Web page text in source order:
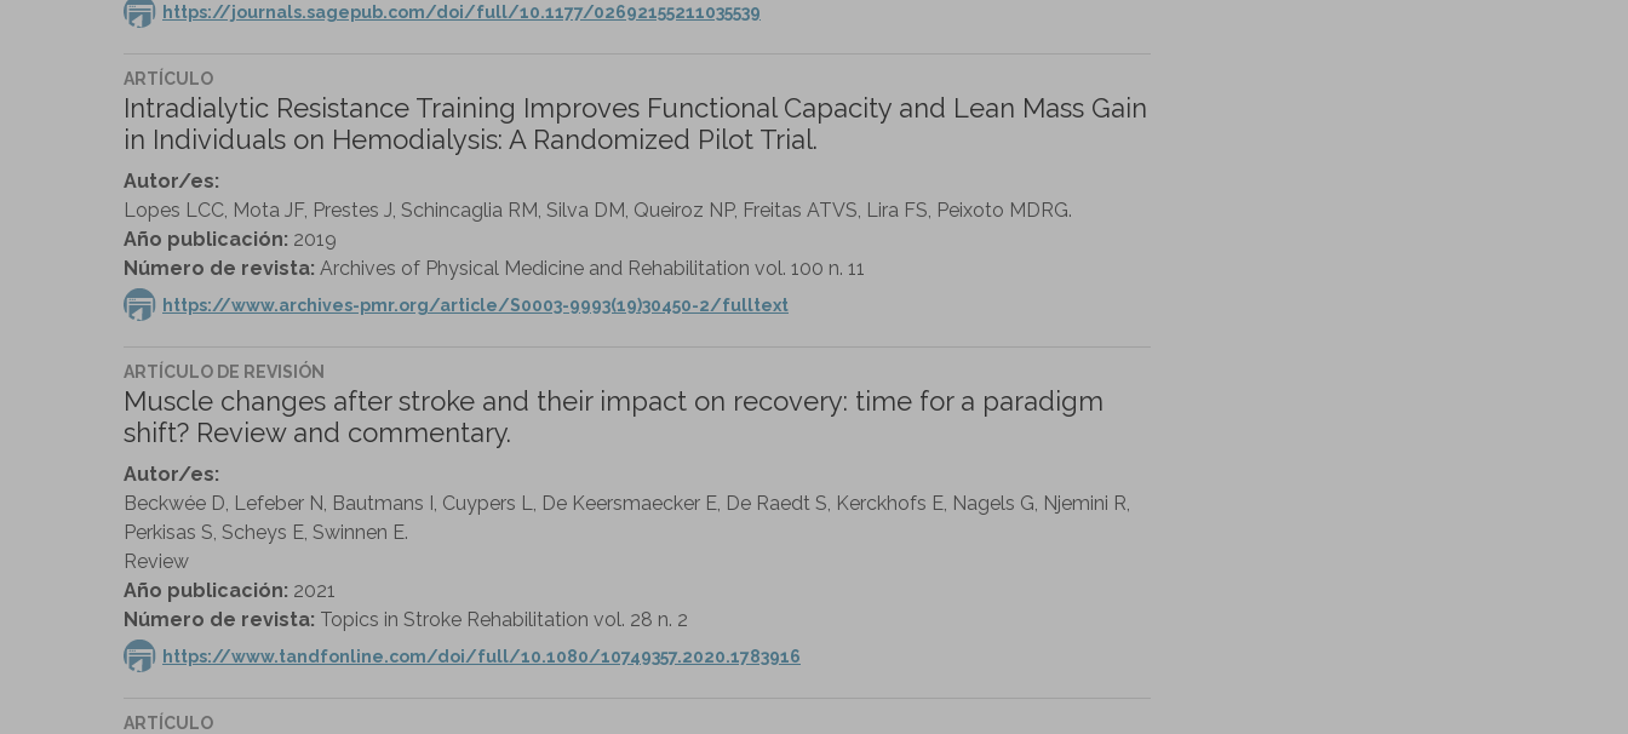
https://journals.sagepub.com/doi/full/10.1177/02692155211035539
ARTÍCULO
Intradialytic Resistance Training Improves Functional Capacity and Lean Mass Gain
in Individuals on Hemodialysis: A Randomized Pilot Trial.
Autor/es:
Lopes LCC, Mota JF, Prestes J, Schincaglia RM, Silva DM, Queiroz NP, Freitas ATVS, Lira FS, Peixoto MDRG.
Año publicación: 2019
Número de revista: Archives of Physical Medicine and Rehabilitation vol. 100 n. 11
https://www.archives-pmr.org/article/S0003-9993(19)30450-2/fulltext
ARTÍCULO DE REVISIÓN
Muscle changes after stroke and their impact on recovery: time for a paradigm
shift? Review and commentary.
Autor/es:
Beckwée D, Lefeber N, Bautmans I, Cuypers L, De Keersmaecker E, De Raedt S, Kerckhofs E, Nagels G, Njemini R,
Perkisas S, Scheys E, Swinnen E.
Review
Año publicación: 2021
Número de revista: Topics in Stroke Rehabilitation vol. 28 n. 2
https://www.tandfonline.com/doi/full/10.1080/10749357.2020.1783916
ARTÍCULO